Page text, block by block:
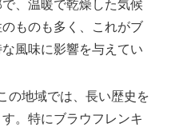
、温暖で乾燥した気候
ものも多く、これがブ
風味に影響を与えてい
の地域では、長い歴史を
。特にブラウフレンキ